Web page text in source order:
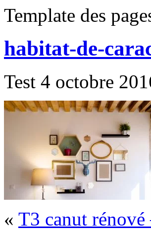
Template des
habitat-de-
Test 4 octobre
« T3 canut rénové